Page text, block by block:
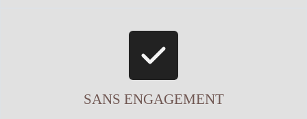
SANS ENGAGEMENT